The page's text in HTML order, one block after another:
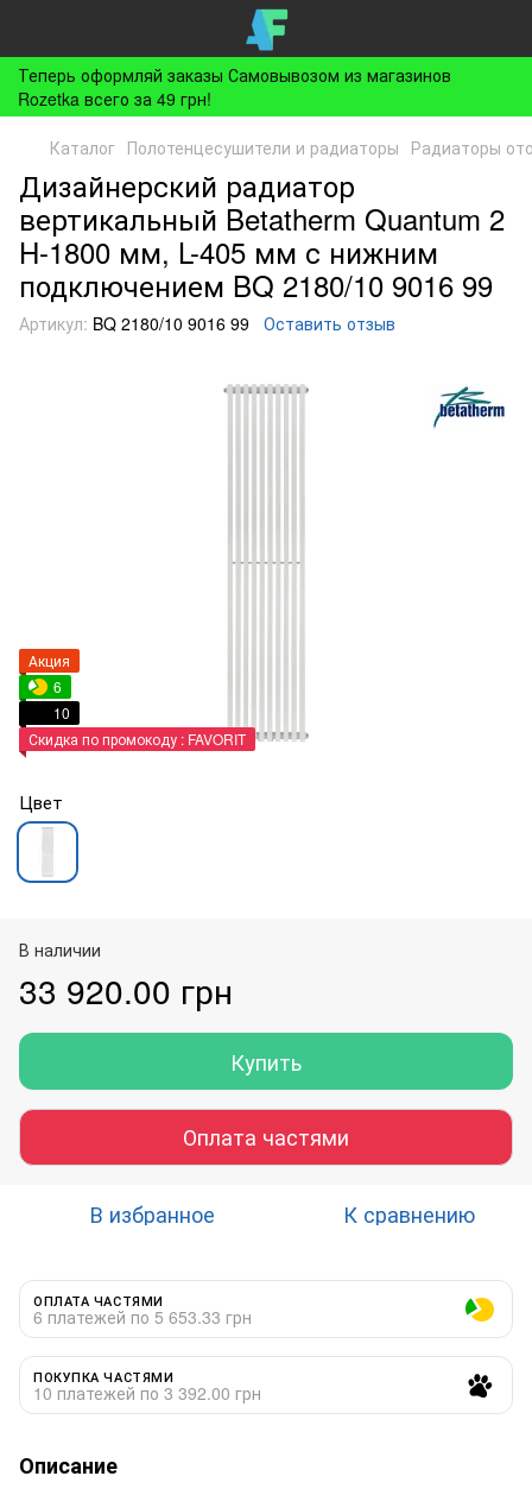
Теперь оформляй заказы Самовывозом из магазинов
Rozetka всего за 49 грн!
Каталог Полотенцесушители и радиаторы Радиаторы
Дизайнерский радиатор
вертикальный Betatherm Quantum 2
H-1800 мм, L-405 мм с нижним
подключением BQ 2180/10 9016 99
Артикул: BQ 2180/10 9016 99 Оставить отзыв
Акция
6
10
Скидка по промокоду : FAVORIT
Цвет
В наличии
33 920.00 грн
Купить
Оплата частями
В избранное К сравнению
ОПЛАТА ЧАСТЯМИ
6 платежей по 5 653.33 грн
ПОКУПКА ЧАСТЯМИ
10 платежей по 3 392.00 грн
Описание